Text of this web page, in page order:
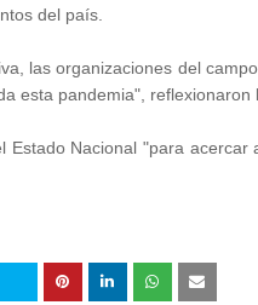
del país.
las organizaciones del
esta pandemia", reflexionaron
Nacional "para